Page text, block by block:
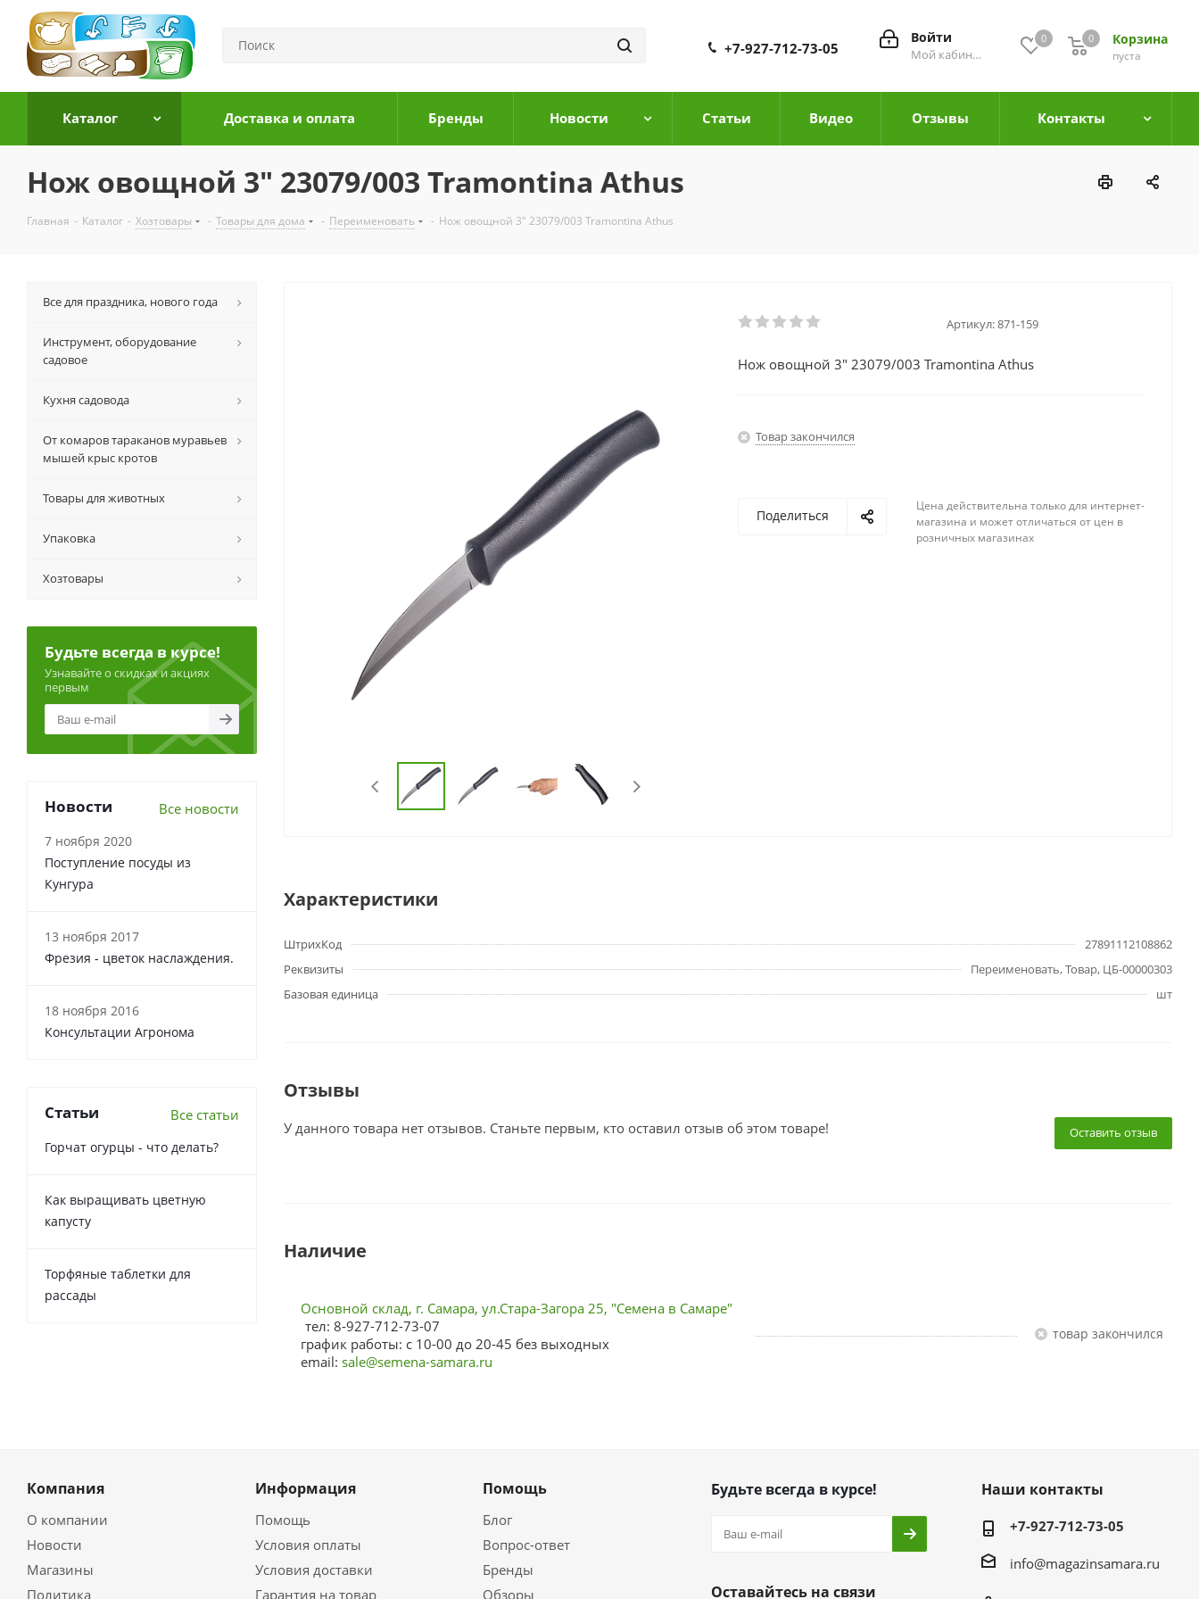
0 Корзина
0
пуста
0
Войти
Мой кабинет
+7-927-712-73-05
Каталог Доставка и оплата Бренды Новости Cтатьи Видео Отзывы Контакты
Нож овощной 3" 23079/003 Tramontina Athus
Главная - Каталог - Хозтовары - Товары для дома - Переименовать - Нож овощной 3" 23079/003 Tramontina Athus
Артикул:871-159
Нож овощной 3" 23079/003 Tramontina Athus
Товар закончился
Поделиться
Цена действительна только для интернет-
магазина и может отличаться от цен в
розничных магазинах
Характеристики
ШтрихКод
27891112108862
Реквизиты
Переименовать, Товар, ЦБ-00000303
Базовая единица
шт
Отзывы
Оставить отзыв
У данного товара нет отзывов. Станьте первым, кто оставил отзыв об этом товаре!
Наличие
Основной склад, г. Самара, ул.Стара-Загора 25, "Семена в Самаре"
тел: 8-927-712-73-07
график работы: с 10-00 до 20-45 без выходных
email: sale@semena-samara.ru
Товар закончился
Все для праздника, нового года
Инструмент, оборудование
садовое
Кухня садовода
От комаров тараканов муравьев
мышей крыс кротов
Товары для животных
Упаковка
Хозтовары
Будьте всегда в курсе!
Узнавайте о скидках и акциях
первым
Новости Все новости
7 ноября 2020
Поступление посуды из
Кунгура
13 ноября 2017
Фрезия - цветок наслаждения.
18 ноября 2016
Консультации Агронома
Статьи Все статьи
Горчат огурцы - что делать?
Как выращивать цветную
капусту
Торфяные таблетки для
рассады
Компания
О компании
Новости
Магазины
Политика
Информация
Помощь
Условия оплаты
Условия доставки
Гарантия на товар
Помощь
Блог
Вопрос-ответ
Бренды
Обзоры
Будьте всегда в курсе!
Оставайтесь на связи
Наши контакты
+7-927-712-73-05
info@magazinsamara.ru